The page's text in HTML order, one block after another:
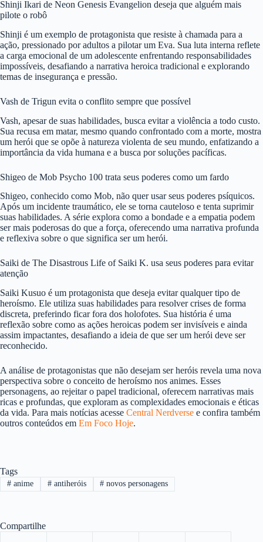
Shinji Ikari de Neon Genesis Evangelion deseja que alguém mais
pilote o robô
Shinji é um exemplo de protagonista que resiste à chamada para a
ação, pressionado por adultos a pilotar um Eva. Sua luta interna reflete
a carga emocional de um adolescente enfrentando responsabilidades
impossíveis, desafiando a narrativa heroica tradicional e explorando
temas de insegurança e pressão.
Vash de Trigun evita o conflito sempre que possível
Vash, apesar de suas habilidades, busca evitar a violência a todo custo.
Sua recusa em matar, mesmo quando confrontado com a morte, mostra
um herói que se opõe à natureza violenta de seu mundo, enfatizando a
importância da vida humana e a busca por soluções pacíficas.
Shigeo de Mob Psycho 100 trata seus poderes como um fardo
Shigeo, conhecido como Mob, não quer usar seus poderes psíquicos.
Após um incidente traumático, ele se torna cauteloso e tenta suprimir
suas habilidades. A série explora como a bondade e a empatia podem
ser mais poderosas do que a força, oferecendo uma narrativa profunda
e reflexiva sobre o que significa ser um herói.
Saiki de The Disastrous Life of Saiki K. usa seus poderes para evitar
atenção
Saiki Kusuo é um protagonista que deseja evitar qualquer tipo de
heroísmo. Ele utiliza suas habilidades para resolver crises de forma
discreta, preferindo ficar fora dos holofotes. Sua história é uma
reflexão sobre como as ações heroicas podem ser invisíveis e ainda
assim impactantes, desafiando a ideia de que ser um herói deve ser
reconhecido.
A análise de protagonistas que não desejam ser heróis revela uma nova
perspectiva sobre o conceito de heroísmo nos animes. Esses
personagens, ao rejeitar o papel tradicional, oferecem narrativas mais
ricas e profundas, que exploram as complexidades emocionais e éticas
da vida. Para mais notícias acesse Central Nerdverse e confira também
outros conteúdos em Em Foco Hoje.
Tags
#anime #antiheróis # novos personagens
Compartilhe